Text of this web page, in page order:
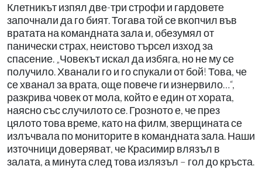
Клетникът изпял две-три строфи и гардовете
започнали да го бият. Тогава той се вкопчил във
вратата на командната зала и, обезумял от
панически страх, неистово търсел изход за
спасение. „Човекът искал да избяга, но не му се
получило. Хванали го и го спукали от бой! Това, че
се хванал за врата, още повече ги изнервило…“,
разкрива човек от мола, който е един от хората,
наясно със случилото се. Грозното е, че през
цялото това време, като на филм, зверщината се
излъчвала по мониторите в командната зала. Наши
източници доверяват, че Красимир влязъл в
залата, а минута след това излязъл – гол до кръста.